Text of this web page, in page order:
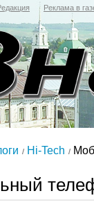
Реклама в
Hi-Tech